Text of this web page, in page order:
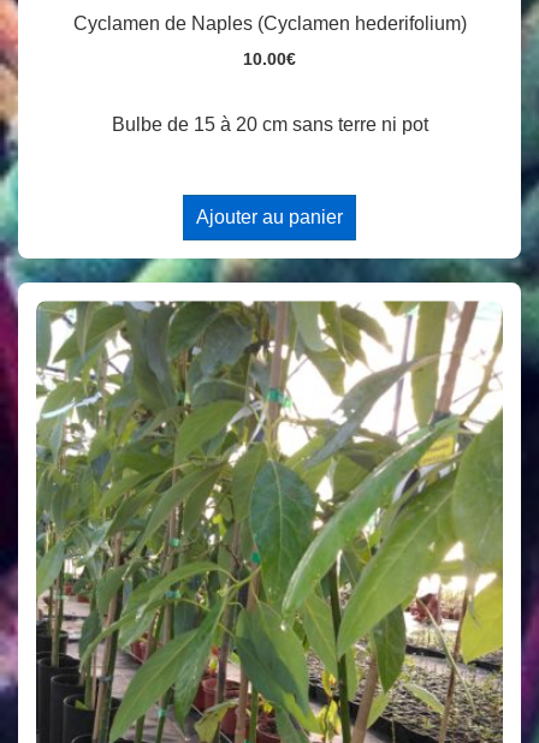
Cyclamen de Naples (Cyclamen hederifolium)
10.00€
Bulbe de 15 à 20 cm sans terre ni pot
Ajouter au panier